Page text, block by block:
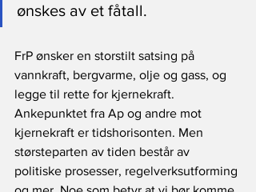
ønskes av et fåtall.
FrP ønsker en storstilt satsing på
vannkraft, bergvarme, olje og gass, og
legge til rette for kjernekraft.
Ankepunktet fra Ap og andre mot
kjernekraft er tidshorisonten. Men
størsteparten av tiden består av
politiske prosesser, regelverksutforming